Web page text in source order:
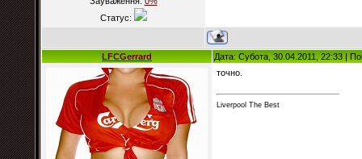
Статус:
LFCGerrard Дата: Субота, 30.04.2011, 22:33 |
точно.
Liverpool The Best